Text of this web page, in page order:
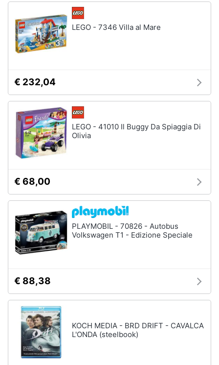
LEGO - 7346 Villa al Mare
€ 232,04
LEGO - 41010 Il Buggy Da Spiaggia Di
Olivia
€ 68,00
PLAYMOBIL - 70826 - Autobus
Volkswagen T1 - Edizione Speciale
€ 88,38
KOCH MEDIA - BRD DRIFT - CAVALCA
L'ONDA (steelbook)